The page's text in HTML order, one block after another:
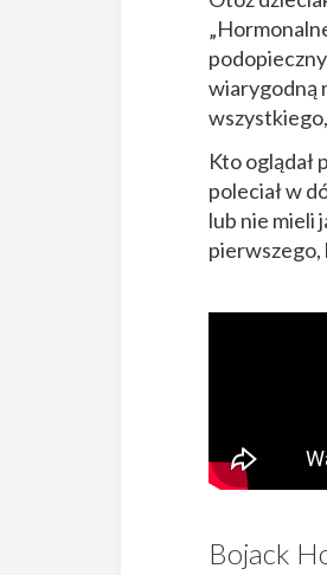
wiarygodną
Kto oglądał
poleciał w
lub nie mieli
pierwszego,
Bojack